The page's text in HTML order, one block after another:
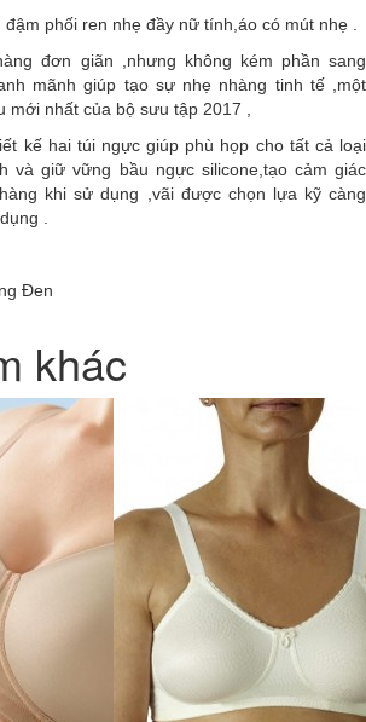
đậm phối ren nhẹ đầy nữ tính,áo có mút nhẹ .
đơn giãn ,nhưng không kém phần sang
mãnh giúp tạo sự nhẹ nhàng tinh tế ,một
mới nhất của bộ sưu tập 2017 ,
kế hai túi ngực giúp phù họp cho tất cả loại
và giữ vững bầu ngực silicone,tạo cảm giác
khi sử dụng ,vãi được chọn lựa kỹ càng
.
Đen
khác